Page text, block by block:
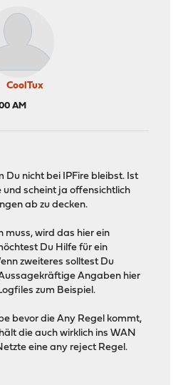
CoolTux
AM
Du nicht bei IPFire bleibst. Ist
scheint ja offensichtlich
ab zu decken.
muss, wird das hier ein
Du Hilfe für ein
zweiteres solltest Du
Angaben hier
zum Beispiel.
bevor die Any Regel kommt,
die auch wirklich ins WAN
eine any reject Regel.